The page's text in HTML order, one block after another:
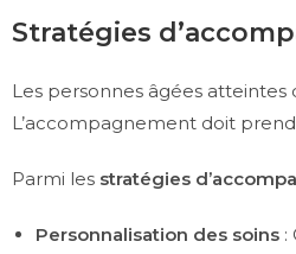
Stratégies
Les personnes âgées atteintes
L’accompagnement doit
Parmi les stratégies
Personnalisation des soins :